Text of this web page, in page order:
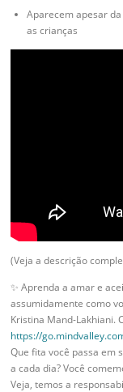
Aparecem apesar
as crianças
(Veja a descrição
✨ Aprenda a amar e
assumidamente como
Kristina Mand-Lakhiani.
https://
Que fita você passa em
a cada dia? Você
Veja, temos a